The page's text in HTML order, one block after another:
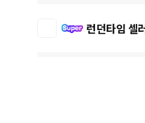
런던타임 셀